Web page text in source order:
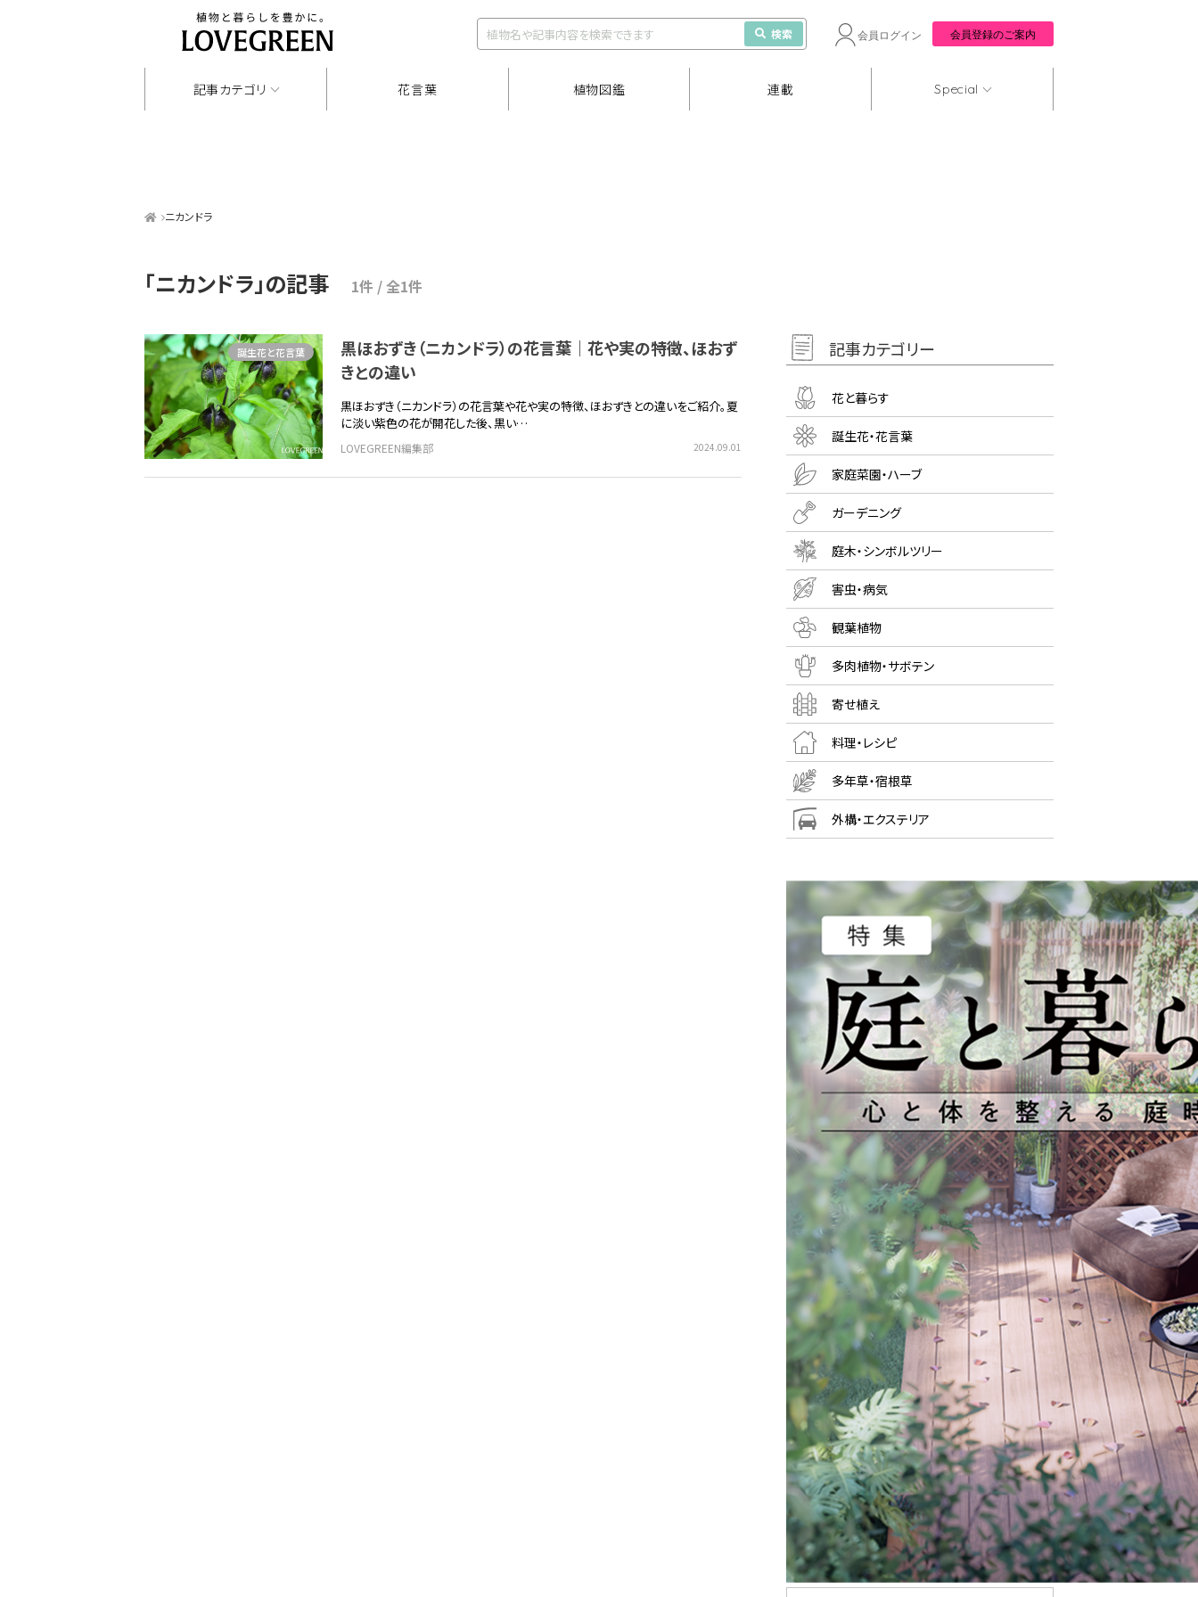
検索 会員ログイン 会員登録のご案内
記事カテゴリ 花言葉 植物図鑑 連載 Special
ニカンドラ
「ニカンドラ」の記事 1件 / 全1件
黒ほおずき（ニカンドラ）の花言葉｜花や実の特徴、ほおず
きとの違い
黒ほおずき（ニカンドラ）の花言葉や花や実の特徴、ほおずきとの違いをご紹介。夏
に淡い紫色の花が開花した後、黒い…
LOVEGREEN編集部 2024.09.01
誕生花と花言葉 記事カテゴリー
花と暮らす
誕生花・花言葉
家庭菜園・ハーブ
ガーデニング
庭木・シンボルツリー
害虫・病気
観葉植物
多肉植物・サボテン
寄せ植え
料理・レシピ
多年草・宿根草
外構・エクステリア